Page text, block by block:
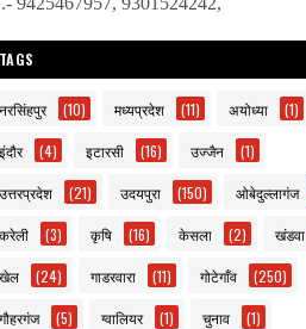
(10) मध्यप्रदेश (11) अयोध्या (1)
(4) इटारसी (16) उज्जैन (1)
(21) उदयपुरा (150) ओबेदुल्लागंज
(3) कृषि (16) केसला (2) खंडवा
(24) गाडरवारा (11) गोटेगाँव (250)
(5) ग्वालियर (1) चुनाव (1)